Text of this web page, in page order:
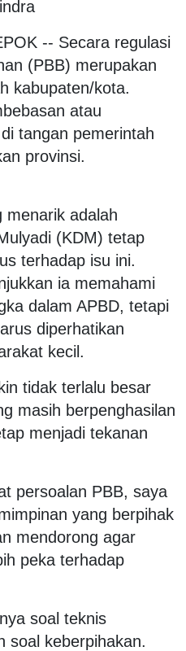
-- Secara regulasi
(PBB) merupakan
kabupaten/kota.
atau
tangan pemerintah
provinsi.
menarik adalah
(KDM) tetap
terhadap isu ini.
ia memahami
dalam APBD, tetapi
diperhatikan
kecil.
tidak terlalu besar
masih berpenghasilan
menjadi tekanan
persoalan PBB, saya
yang berpihak
mendorong agar
peka terhadap
soal teknis
soal keberpihakan.